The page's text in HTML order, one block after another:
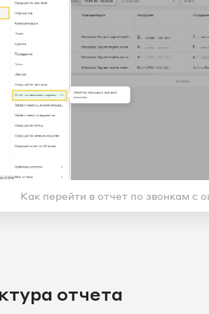
Как перейти в отчет по звонкам с
отчета